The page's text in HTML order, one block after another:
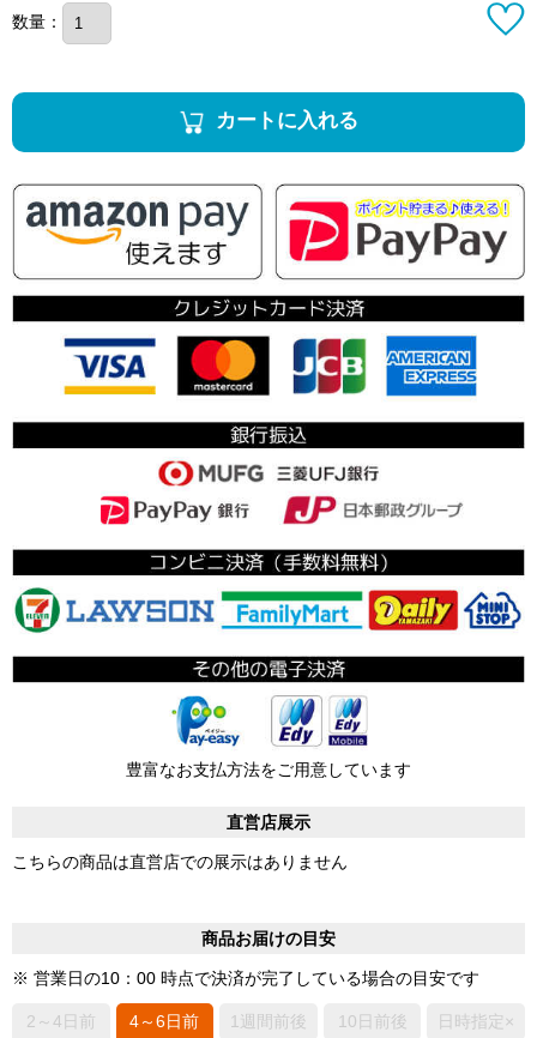
数量：
カートに入れる
豊富なお支払方法をご用意しています
直営店展示
こちらの商品は直営店での展示はありません
商品お届けの目安
※ 営業日の10：00 時点で決済が完了している場合の目安です
2～4日前
4～6日前
1週間前後 10日前後 日時指定×